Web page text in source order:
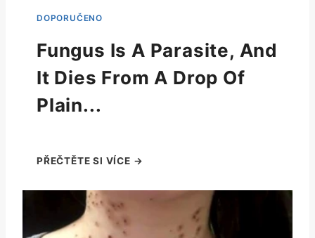
Fungus Is A Parasite, And
It Dies From A Drop Of
Plain...